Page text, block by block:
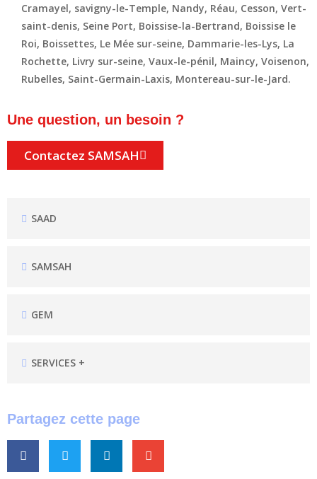
Cramayel, savigny-le-Temple, Nandy, Réau, Cesson, Vert-
saint-denis, Seine Port, Boissise-la-Bertrand, Boissise le
Roi, Boissettes, Le Mée sur-seine, Dammarie-les-Lys, La
Rochette, Livry sur-seine, Vaux-le-pénil, Maincy, Voisenon,
Rubelles, Saint-Germain-Laxis, Montereau-sur-le-Jard.
Une question, un besoin ?
Contactez SAMSAH
SAAD
SAMSAH
GEM
SERVICES +
Partagez cette page